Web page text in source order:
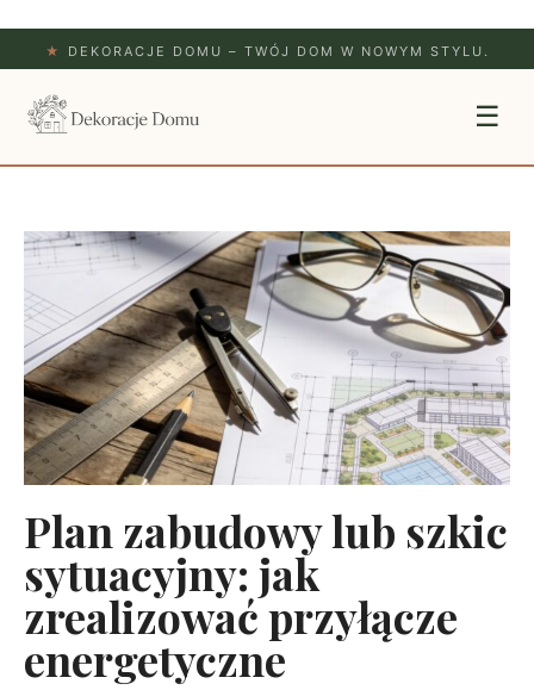
★ DEKORACJE DOMU – TWÓJ DOM W NOWYM STYLU.
☰
Plan zabudowy lub szkic
sytuacyjny: jak
zrealizować przyłącze
energetyczne